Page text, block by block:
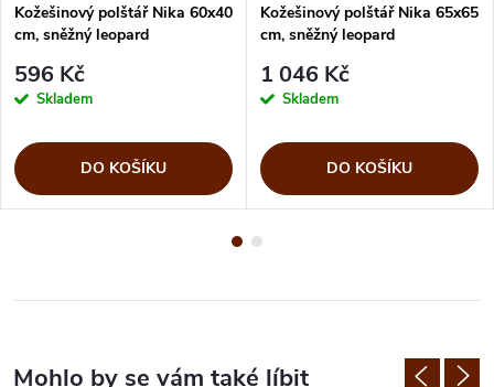
Kožešinový polštář Nika 60x40
cm, sněžný leopard
596 Kč
Skladem
DO KOŠÍKU
Kožešinový polštář Nika 65x65
cm, sněžný leopard
1 046 Kč
Skladem
DO KOŠÍKU